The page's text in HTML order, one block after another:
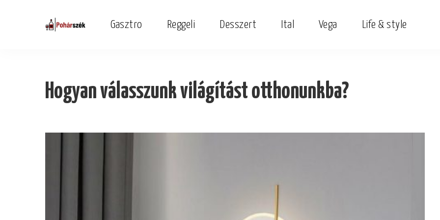
Gasztro Reggeli Desszert Ital Vega Life & style
Hogyan válasszunk világítást otthonunkba?